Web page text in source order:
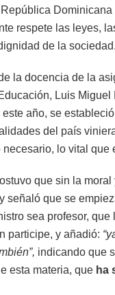
respete las leyes,
de la sociedad.
la docencia de la
Luis
año, se
del país
necesario, lo vital que
que sin la
señaló que se
sea profesor,
participe, y añadió:
indicando que
esta materia, que ha